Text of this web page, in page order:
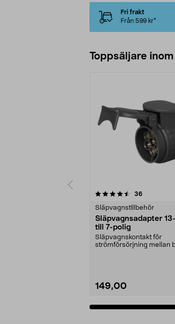
Fri frakt
Från 599 kr*
Toppsäljare
36recensioner
Släpvagnstillbehör
Släpvagnsadapter
till 7-polig
Släpvagnskontakt för
strömförsörjning mellan
149,00
4.5 av 5 stjärnor